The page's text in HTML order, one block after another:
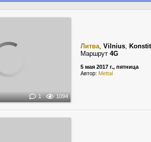
1 1094
Литва, Vilnius,
Маршрут 4G
5 мая 2017 г., пятница
Автор: Mettal